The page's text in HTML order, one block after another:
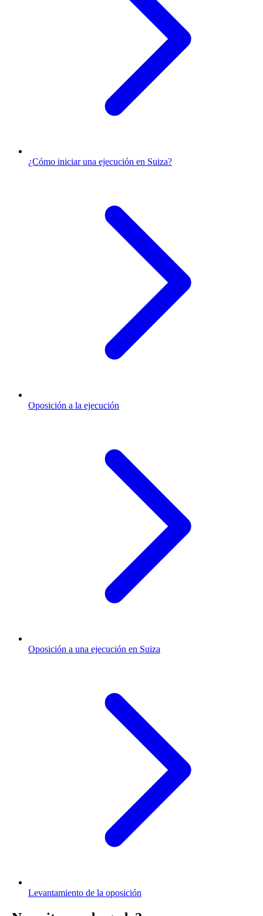
¿Cómo iniciar una ejecución en Suiza?
Oposición a la ejecución
Oposición a una ejecución en Suiza
Levantamiento de la oposición